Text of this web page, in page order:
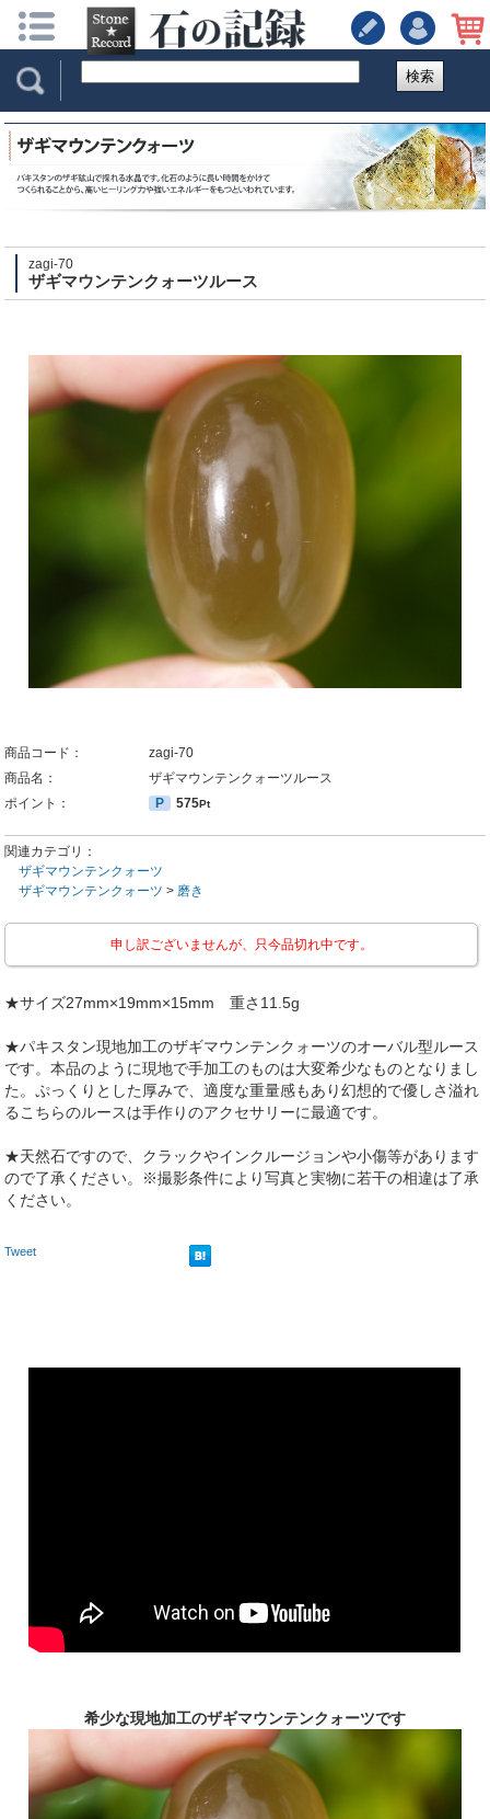
検索
zagi-70
ザギマウンテンクォーツルース
商品コード：
zagi-70
商品名：
ザギマウンテンクォーツルース
ポイント：
P 575Pt
関連カテゴリ：
ザギマウンテンクォーツ
ザギマウンテンクォーツ > 磨き
申し訳ございませんが、只今品切れ中です。
★サイズ27mm×19mm×15mm 重さ11.5g
★パキスタン現地加工のザギマウンテンクォーツのオーバル型ルース
です。本品のように現地で手加工のものは大変希少なものとなりまし
た。ぷっくりとした厚みで、適度な重量感もあり幻想的で優しさ溢れ
るこちらのルースは手作りのアクセサリーに最適です。
★天然石ですので、クラックやインクルージョンや小傷等があります
ので了承ください。※撮影条件により写真と実物に若干の相違は了承
ください。
Tweet
希少な現地加工のザギマウンテンクォーツです